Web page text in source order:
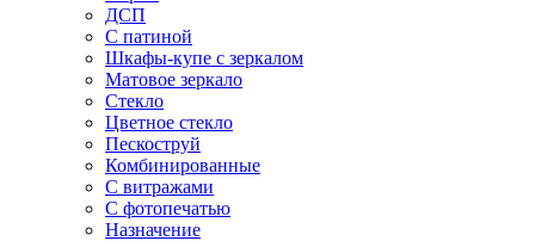
ДСП
С патиной
Шкафы-купе с зеркалом
Матовое зеркало
Стекло
Цветное стекло
Пескоструй
Комбинированные
С витражами
С фотопечатью
Назначение